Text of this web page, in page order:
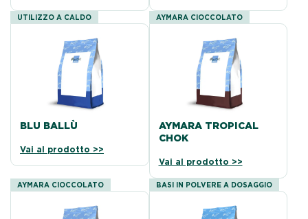
UTILIZZO A CALDO
BLU BALLÙ
Vai al prodotto >>
AYMARA CIOCCOLATO
AYMARA TROPICAL
CHOK
Vai al prodotto >>
AYMARA CIOCCOLATO BASI IN POLVERE A DOSAGGIO